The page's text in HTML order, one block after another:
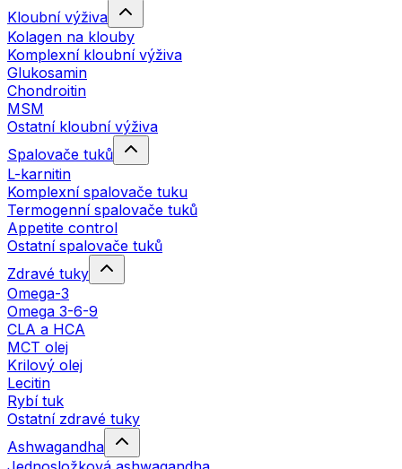
Kloubní výživa
Kolagen na klouby
Komplexní kloubní výživa
Glukosamin
Chondroitin
MSM
Ostatní kloubní výživa
Spalovače tuků
L-karnitin
Komplexní spalovače tuku
Termogenní spalovače tuků
Appetite control
Ostatní spalovače tuků
Zdravé tuky
Omega-3
Omega 3-6-9
CLA a HCA
MCT olej
Krilový olej
Lecitin
Rybí tuk
Ostatní zdravé tuky
Ashwagandha